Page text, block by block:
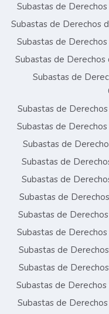
Subastas de
Subastas de Derechos
Subastas de
Subastas de
Subastas de
Subastas de
Subastas de
Subastas de
Subastas de
Subastas de
Subastas de
Subastas de
Subastas de
Subastas de
Subastas de
Subastas de
Subastas de